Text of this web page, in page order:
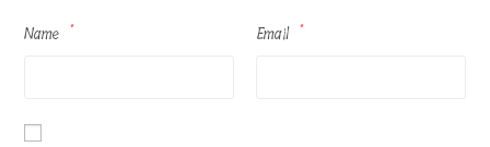
Name * Email *